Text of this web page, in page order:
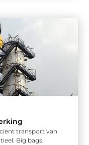
transport van
Big bags